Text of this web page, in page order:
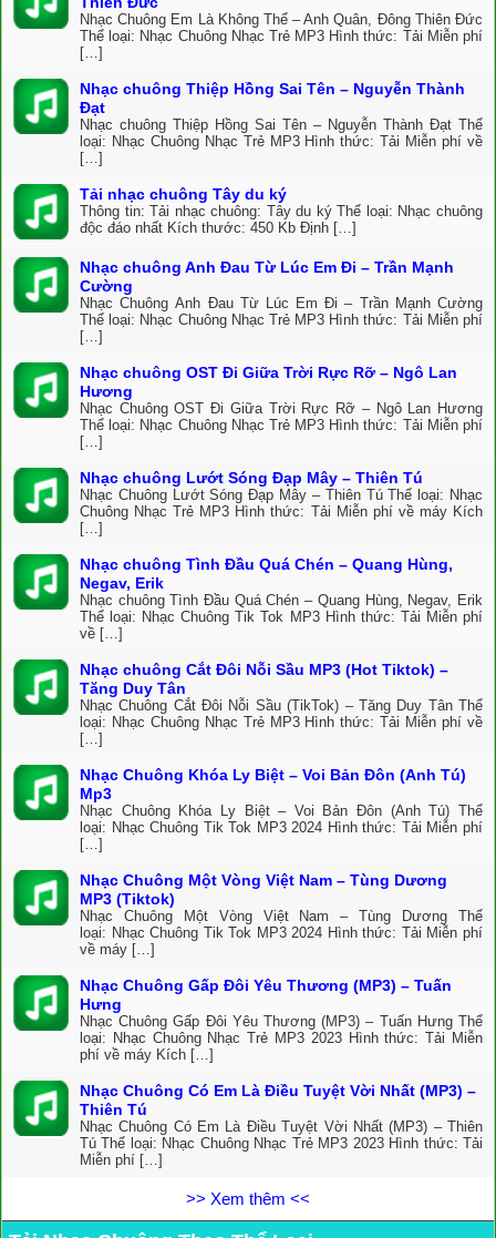
Nhạc Chuông Em Là Không Thể – Anh Quân, Đông Thiên Đức
Thể loại: Nhạc Chuông Nhạc Trẻ MP3 Hình thức: Tải Miễn phí
[…]
Nhạc chuông Thiệp Hồng Sai Tên – Nguyễn Thành
Đạt
Nhạc chuông Thiệp Hồng Sai Tên – Nguyễn Thành Đạt Thể
loại: Nhạc Chuông Nhạc Trẻ MP3 Hình thức: Tải Miễn phí về
[…]
Tải nhạc chuông Tây du ký
Thông tin: Tải nhạc chuông: Tây du ký Thể loại: Nhạc chuông
độc đáo nhất Kích thước: 450 Kb Định […]
Nhạc chuông Anh Đau Từ Lúc Em Đi – Trần Mạnh
Cường
Nhạc Chuông Anh Đau Từ Lúc Em Đi – Trần Mạnh Cường
Thể loại: Nhạc Chuông Nhạc Trẻ MP3 Hình thức: Tải Miễn phí
[…]
Nhạc chuông OST Đi Giữa Trời Rực Rỡ – Ngô Lan
Hương
Nhạc Chuông OST Đi Giữa Trời Rực Rỡ – Ngô Lan Hương
Thể loại: Nhạc Chuông Nhạc Trẻ MP3 Hình thức: Tải Miễn phí
[…]
Nhạc chuông Lướt Sóng Đạp Mây – Thiên Tú
Nhạc Chuông Lướt Sóng Đạp Mây – Thiên Tú Thể loại: Nhạc
Chuông Nhạc Trẻ MP3 Hình thức: Tải Miễn phí về máy Kích
[…]
Nhạc chuông Tình Đầu Quá Chén – Quang Hùng,
Negav, Erik
Nhạc chuông Tình Đầu Quá Chén – Quang Hùng, Negav, Erik
Thể loại: Nhạc Chuông Tik Tok MP3 Hình thức: Tải Miễn phí
về […]
Nhạc chuông Cắt Đôi Nỗi Sầu MP3 (Hot Tiktok) –
Tăng Duy Tân
Nhạc Chuông Cắt Đôi Nỗi Sầu (TikTok) – Tăng Duy Tân Thể
loại: Nhạc Chuông Nhạc Trẻ MP3 Hình thức: Tải Miễn phí về
[…]
Nhạc Chuông Khóa Ly Biệt – Voi Bản Đôn (Anh Tú)
Mp3
Nhạc Chuông Khóa Ly Biệt – Voi Bản Đôn (Anh Tú) Thể
loại: Nhạc Chuông Tik Tok MP3 2024 Hình thức: Tải Miễn phí
[…]
Nhạc Chuông Một Vòng Việt Nam – Tùng Dương
MP3 (Tiktok)
Nhạc Chuông Một Vòng Việt Nam – Tùng Dương Thể
loại: Nhạc Chuông Tik Tok MP3 2024 Hình thức: Tải Miễn phí
về máy […]
Nhạc Chuông Gấp Đôi Yêu Thương (MP3) – Tuấn
Hưng
Nhạc Chuông Gấp Đôi Yêu Thương (MP3) – Tuấn Hưng Thể
loại: Nhạc Chuông Nhạc Trẻ MP3 2023 Hình thức: Tải Miễn
phí về máy Kích […]
Nhạc Chuông Có Em Là Điều Tuyệt Vời Nhất (MP3) –
Thiên Tú
Nhạc Chuông Có Em Là Điều Tuyệt Vời Nhất (MP3) – Thiên
Tú Thể loại: Nhạc Chuông Nhạc Trẻ MP3 2023 Hình thức: Tải
Miễn phí […]
>> Xem thêm <<